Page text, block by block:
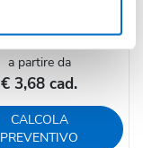
a partire da
€ 3,68 cad.
CALCOLA
PREVENTIVO